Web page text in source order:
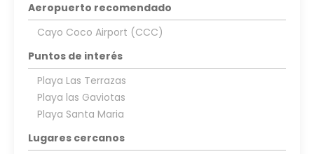
Aeropuerto recomendado
Cayo Coco Airport (CCC)
Puntos de interés
Playa Las Terrazas
Playa las Gaviotas
Playa Santa Maria
Lugares cercanos